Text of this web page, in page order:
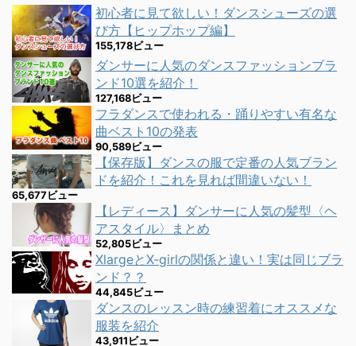
初心者に見て欲しい！ダンスシューズの選
び方【ヒップホップ編】
155,178ビュー
ダンサーに人気のダンスファッションブラ
ンド10選を紹介！
127,168ビュー
フラダンスで使われる・踊りやすい有名な
曲ベスト10の発表
90,589ビュー
【保存版】ダンスの服で定番の人気ブラン
ドを紹介！これを見れば間違いない！
65,677ビュー
【レディース】ダンサーに人気の髪型〈ヘ
アスタイル〉まとめ
52,805ビュー
XlargeとX-girlの関係と違い！実は同じブラ
ンド？？
44,845ビュー
ダンスのレッスン時の練習着にオススメな
服装を紹介
43,911ビュー